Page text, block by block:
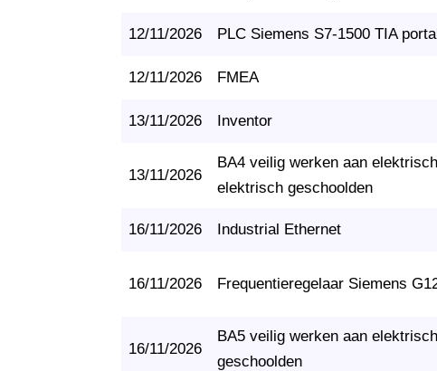
12/11/2026 PLC Siemens S7-1500 TIA
12/11/2026 FMEA
13/11/2026 Inventor
13/11/2026
BA4 veilig werken aan
elektrisch geschoolden
16/11/2026 Industrial Ethernet
16/11/2026 Frequentieregelaar Siemens
16/11/2026
BA5 veilig werken aan
geschoolden